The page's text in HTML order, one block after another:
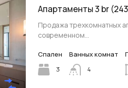
Апартаменты 3 br
Продажа трехкомнатных
современном…
Спален
3
Ванных комнат
4